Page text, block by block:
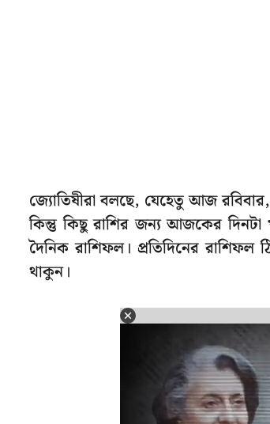
জ্যোতিষীরা বলছে, যেহেতু আজ
কিন্তু কিছু রাশির জন্য আজকের
দৈনিক রাশিফল। প্রতিদিনের
থাকুন।